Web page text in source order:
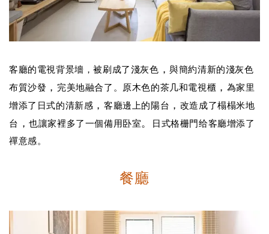
客廳的電視背景墻，被刷成了淺灰色 ，與簡約清新的淺灰色
布質沙發 ， 完美地融合了。原木色的茶几和電視櫃 ， 為家里
增添了日式的清新感 ，客廳邊上的陽台 ， 改造成了榻榻米地
台 ，也讓家裡多了一個備用卧室。
日式格栅門给客廳增添了
禪意感。
餐廳